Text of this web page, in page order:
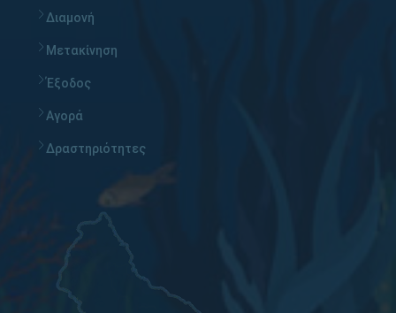
Διαμονή
Μετακίνηση
Έξοδος
Αγορά
Δραστηριότητες